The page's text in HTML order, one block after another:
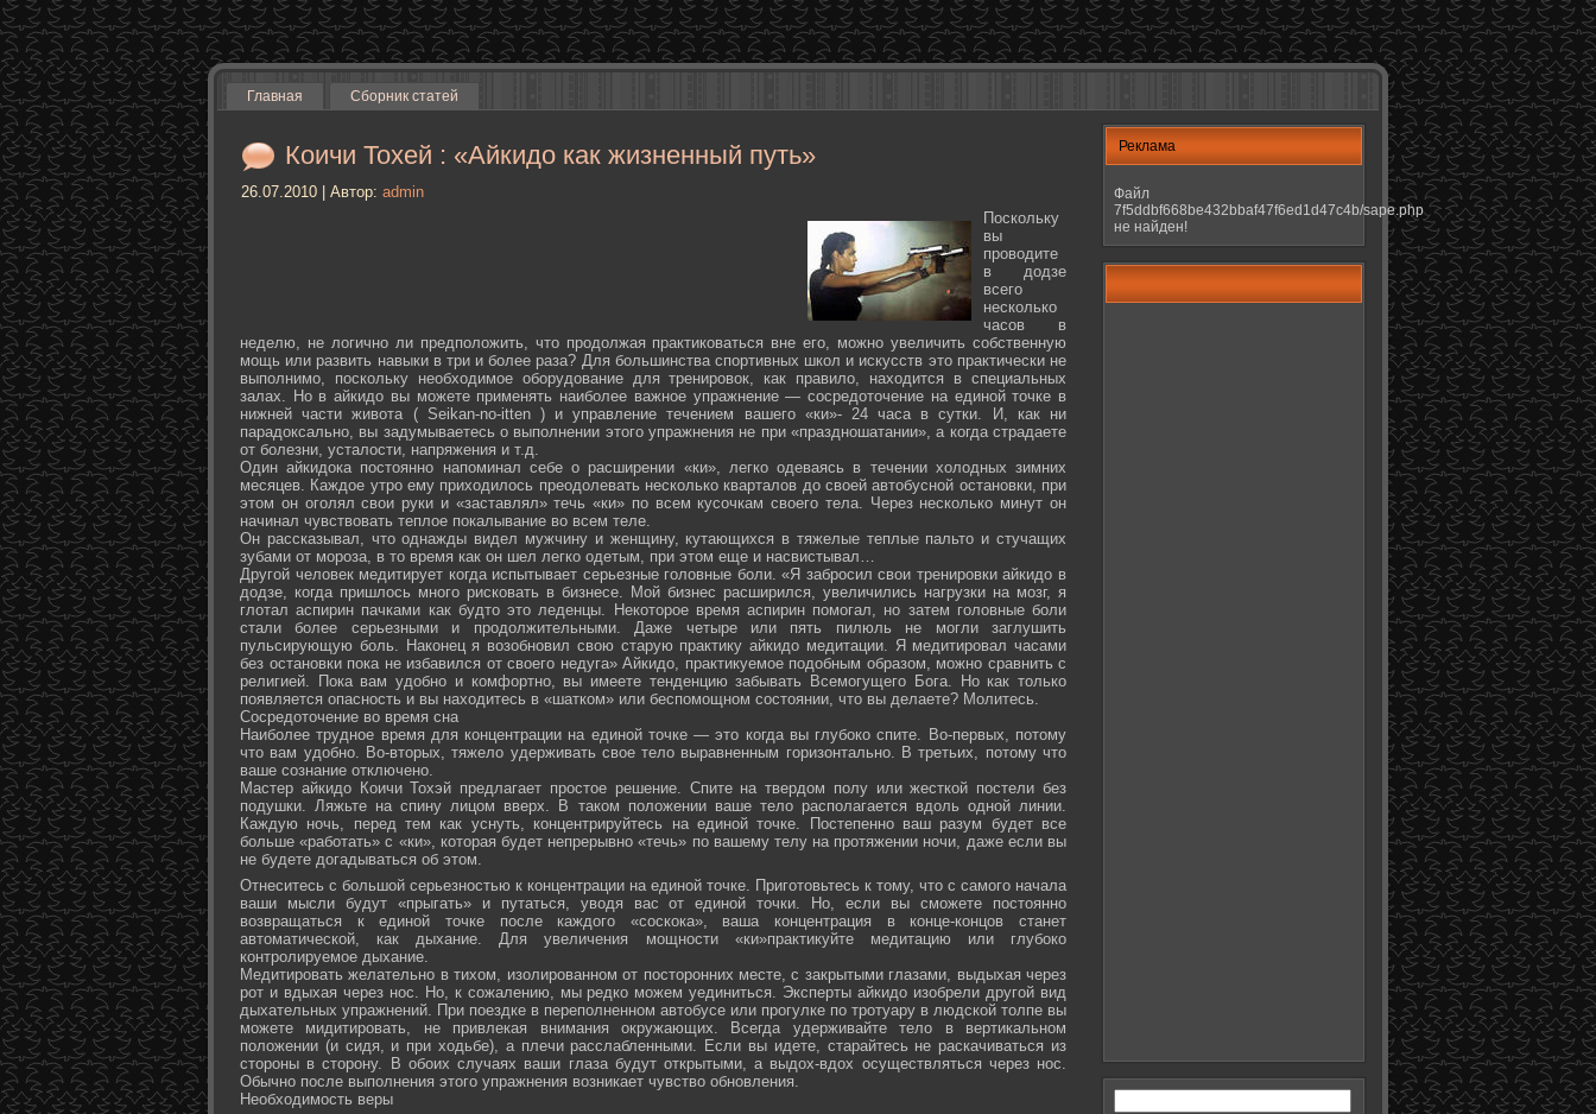
Главная Сборник статей
Коичи Тохей : «Айкидо как жизненный путь»
26.07.2010 | Автор: admin
Поскольку
вы
проводите
в додзе
всего
несколько
часов в
неделю, не логично ли предположить, что продолжая практиковаться вне его, можно увеличить собственную
мощь или развить навыки в три и более раза? Для большинства спортивных школ и искусств это практически не
выполнимо, поскольку необходимое оборудование для тренировок, как правило, находится в специальных
залах. Но в айкидо вы можете применять наиболее важное упражнение — сосредоточение на единой точке в
нижней части живота ( Seikan-­no-­itten ) и управление течением вашего «ки»- 24 часа в сутки. И, как ни
парадоксально, вы задумываетесь о выполнении этого упражнения не при «праздношатании», а когда страдаете
от болезни, усталости, напряжения и т.д.
Один айкидока постоянно напоминал себе о расширении «ки», легко одеваясь в течении холодных зимних
месяцев. Каждое утро ему приходилось преодолевать несколько кварталов до своей автобусной остановки, при
этом он оголял свои руки и «заставлял» течь «ки» по всем кусочкам своего тела. Через несколько минут он
начинал чувствовать теплое покалывание во всем теле.
Он рассказывал, что однажды видел мужчину и женщину, кутающихся в тяжелые теплые пальто и стучащих
зубами от мороза, в то время как он шел легко одетым, при этом еще и насвистывал…
Другой человек медитирует когда испытывает серьезные головные боли. «Я забросил свои тренировки айкидо в
додзе, когда пришлось много рисковать в бизнесе. Мой бизнес расширился, увеличились нагрузки на мозг, я
глотал аспирин пачками как будто это леденцы. Некоторое время аспирин помогал, но затем головные боли
стали более серьезными и продолжительными. Даже четыре или пять пилюль не могли заглушить
пульсирующую боль. Наконец я возобновил свою старую практику айкидо медитации. Я медитировал часами
без остановки пока не избавился от своего недуга» Айкидо, практикуемое подобным образом, можно сравнить с
религией. Пока вам удобно и комфортно, вы имеете тенденцию забывать Всемогущего Бога. Но как только
появляется опасность и вы находитесь в «шатком» или беспомощном состоянии, что вы делаете? Молитесь.
Сосредоточение во время сна
Наиболее трудное время для концентрации на единой точке — это когда вы глубоко спите. Во-первых, потому
что вам удобно. Во-вторых, тяжело удерживать свое тело выравненным горизонтально. В третьих, потому что
ваше сознание отключено.
Мастер айкидо Коичи Тохэй предлагает простое решение. Спите на твердом полу или жесткой постели без
подушки. Ляжьте на спину лицом вверх. В таком положении ваше тело располагается вдоль одной линии.
Каждую ночь, перед тем как уснуть, концентрируйтесь на единой точке. Постепенно ваш разум будет все
больше «работать» с «ки», которая будет непрерывно «течь» по вашему телу на протяжении ночи, даже если вы
не будете догадываться об этом.
Отнеситесь с большой серьезностью к концентрации на единой точке. Приготовьтесь к тому, что с самого начала
ваши мысли будут «прыгать» и путаться, уводя вас от единой точки. Но, если вы сможете постоянно
возвращаться к единой точке после каждого «соскока», ваша концентрация в конце-концов станет
автоматической, как дыхание. Для увеличения мощности «ки»практикуйте медитацию или глубоко
контролируемое дыхание.
Медитировать желательно в тихом, изолированном от посторонних месте, с закрытыми глазами, выдыхая через
рот и вдыхая через нос. Но, к сожалению, мы редко можем уединиться. Эксперты айкидо изобрели другой вид
дыхательных упражнений. При поездке в переполненном автобусе или прогулке по тротуару в людской толпе вы
можете мидитировать, не привлекая внимания окружающих. Всегда удерживайте тело в вертикальном
положении (и сидя, и при ходьбе), а плечи расслабленными. Если вы идете, старайтесь не раскачиваться из
стороны в сторону. В обоих случаях ваши глаза будут открытыми, а выдох-вдох осуществляться через нос.
Обычно после выполнения этого упражнения возникает чувство обновления.
Необходимость веры
Реклама
Файл
7f5ddbf668be432bbaf47f6ed1d47c4b/sape.php
не найден!